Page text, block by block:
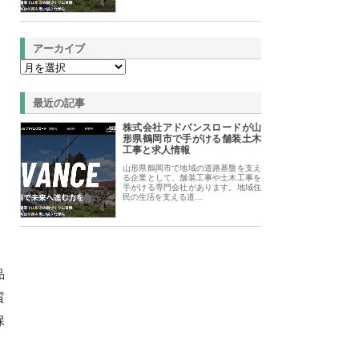
アーカイブ
最近の記事
株式会社アドバンスロードが山
形県鶴岡市で手がける舗装土木
工事と求人情報
山形県鶴岡市で地域の道路基盤を支え
る企業として、舗装工事や土木工事を
手がける専門会社があります。地域住
民の生活を支える道…